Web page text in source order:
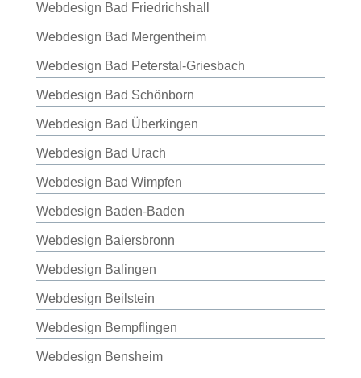
Webdesign Bad Friedrichshall
Webdesign Bad Mergentheim
Webdesign Bad Peterstal-Griesbach
Webdesign Bad Schönborn
Webdesign Bad Überkingen
Webdesign Bad Urach
Webdesign Bad Wimpfen
Webdesign Baden-Baden
Webdesign Baiersbronn
Webdesign Balingen
Webdesign Beilstein
Webdesign Bempflingen
Webdesign Bensheim